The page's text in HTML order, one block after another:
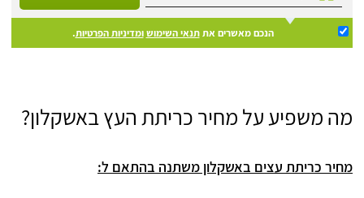
הנכם מאשרים אתתנאי השימוש ומדיניות הפרטיות.
מה משפיע על מחיר כריתת העץ באשקלון?
מחיר כריתת עצים באשקלון משתנה בהתאם ל: